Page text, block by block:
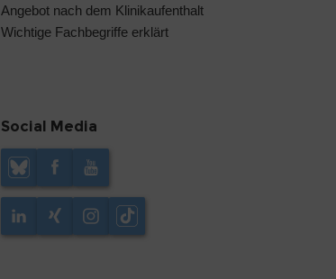
Angebot nach dem Klinikaufenthalt
Wichtige Fachbegriffe erklärt
Social Media